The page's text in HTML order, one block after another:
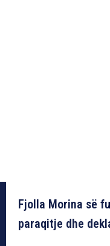
Fjolla Morina së
paraqitje dhe